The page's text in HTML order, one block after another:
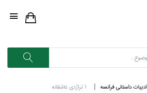
ادبيات داستاني فرانسه 1 تراژدي عاشقانه